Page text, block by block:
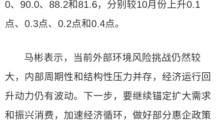
0、90.0、88.2和81.6，分别较10月份上升0.1
点、0.3点、0.2点和0.4点。
马彬表示，当前外部环境风险挑战仍然较
大，内部周期性和结构性压力并存，经济运行回
升动力仍有波动。下一步，要继续锚定扩大需求
和振兴消费，加速经济循环，做好部分惠企政策